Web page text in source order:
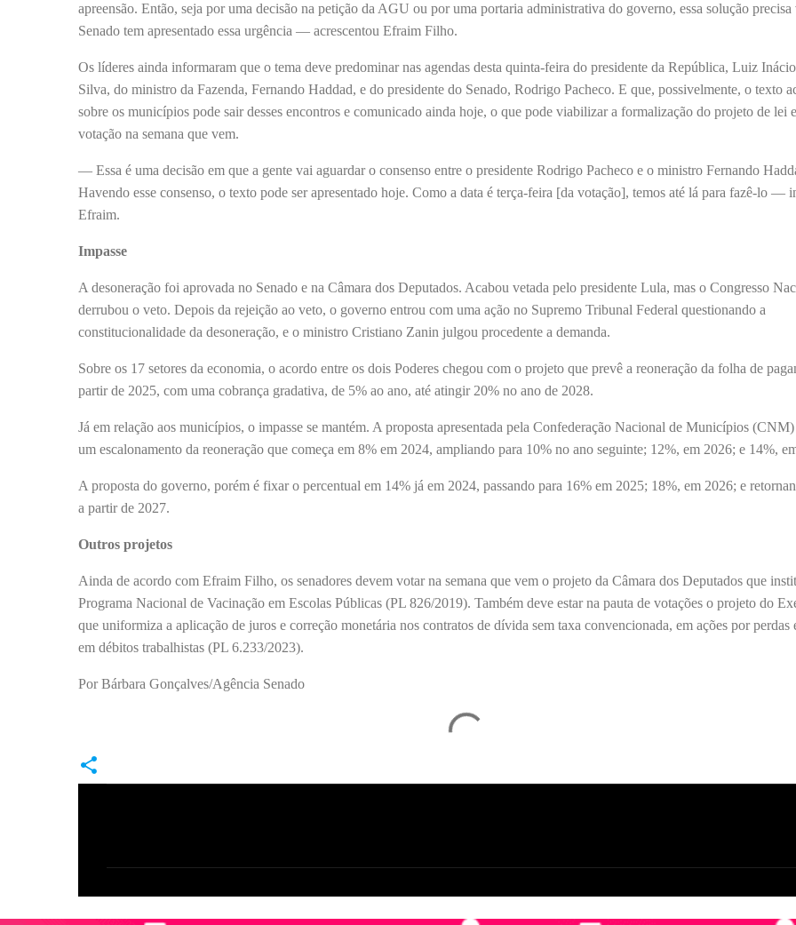
apreensão. Então, seja por uma decisão na petição da AGU ou por uma portaria administrativa do governo, essa solução precisa
Senado tem apresentado essa urgência — acrescentou Efraim Filho.
Os líderes ainda informaram que o tema deve predominar nas agendas desta quinta-feira do presidente da República, Luiz
Silva, do ministro da Fazenda, Fernando Haddad, e do presidente do Senado, Rodrigo Pacheco. E que, possivelmente, o texto
sobre os municípios pode sair desses encontros e comunicado ainda hoje, o que pode viabilizar a formalização do projeto de lei
votação na semana que vem.
— Essa é uma decisão em que a gente vai aguardar o consenso entre o presidente Rodrigo Pacheco e o ministro Fernando
Havendo esse consenso, o texto pode ser apresentado hoje. Como a data é terça-feira [da votação], temos até lá para fazê-lo —
Efraim.
Impasse
A desoneração foi aprovada no Senado e na Câmara dos Deputados. Acabou vetada pelo presidente Lula, mas o Congresso
derrubou o veto. Depois da rejeição ao veto, o governo entrou com uma ação no Supremo Tribunal Federal questionando a
constitucionalidade da desoneração, e o ministro Cristiano Zanin julgou procedente a demanda.
Sobre os 17 setores da economia, o acordo entre os dois Poderes chegou com o projeto que prevê a reoneração da folha de
partir de 2025, com uma cobrança gradativa, de 5% ao ano, até atingir 20% no ano de 2028.
Já em relação aos municípios, o impasse se mantém. A proposta apresentada pela Confederação Nacional de Municípios (CNM)
um escalonamento da reoneração que começa em 8% em 2024, ampliando para 10% no ano seguinte; 12%, em 2026; e 14%,
A proposta do governo, porém é fixar o percentual em 14% já em 2024, passando para 16% em 2025; 18%, em 2026; e
a partir de 2027.
Outros projetos
Ainda de acordo com Efraim Filho, os senadores devem votar na semana que vem o projeto da Câmara dos Deputados que
Programa Nacional de Vacinação em Escolas Públicas (PL 826/2019). Também deve estar na pauta de votações o projeto do
que uniformiza a aplicação de juros e correção monetária nos contratos de dívida sem taxa convencionada, em ações por perdas
em débitos trabalhistas (PL 6.233/2023).
Por Bárbara Gonçalves/Agência Senado